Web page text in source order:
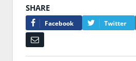
SHARE
Facebook Twitter